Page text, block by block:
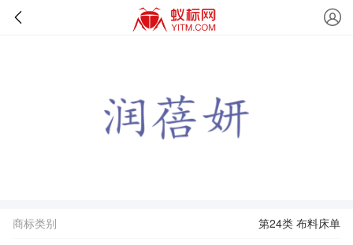
商标类别
第24类 布料床单